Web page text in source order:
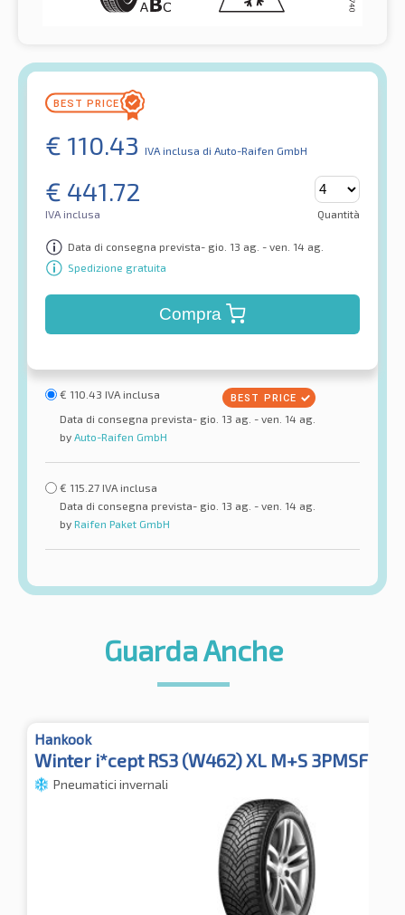
€ 110.43 IVA inclusa di Auto-Raifen GmbH
€ 441.72
IVA inclusa Quantità
Data di consegna prevista- gio. 13 ag. - ven. 14 ag.
Spedizione gratuita
Compra
€ 110.43 IVA inclusa
Data di consegna prevista- gio. 13 ag. - ven. 14 ag.
by Auto-Raifen GmbH
€ 115.27 IVA inclusa
Data di consegna prevista- gio. 13 ag. - ven. 14 ag.
by Raifen Paket GmbH
Guarda Anche
Hankook
Winter i*cept RS3 (W462) XL M+S 3PMSF TL
Pneumatici invernali